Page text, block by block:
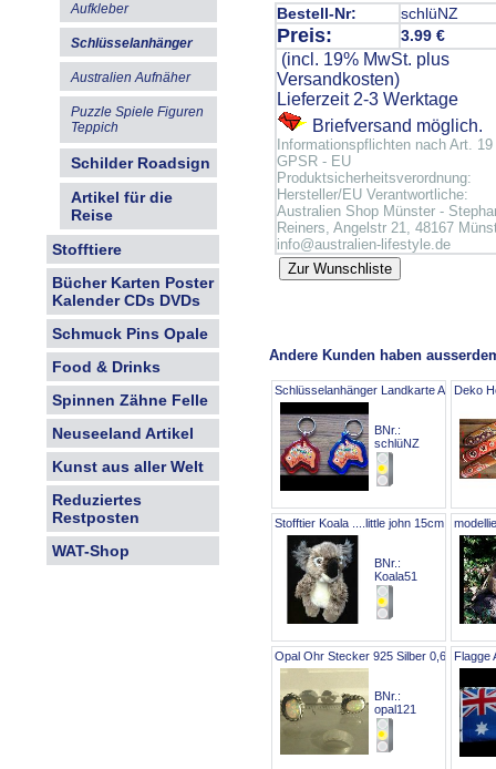
Aufkleber
Schlüsselanhänger
Australien Aufnäher
Puzzle Spiele Figuren
Teppich
Schilder Roadsign
Artikel für die
Reise
Stofftiere
Bücher Karten Poster
Kalender CDs DVDs
Schmuck Pins Opale
Food & Drinks
Spinnen Zähne Felle
Neuseeland Artikel
Kunst aus aller Welt
Reduziertes
Restposten
WAT-Shop
Bestell-Nr: schlüNZ
Preis: 3.99 €
(incl. 19% MwSt. plus
Versandkosten)
Lieferzeit 2-3 Werktage
Briefversand möglich.
Informationspflichten nach Art. 19
GPSR - EU
Produktsicherheitsverordnung:
Hersteller/EU Verantwortliche:
Australien Shop Münster -
Reiners, Angelstr 21, 48167
info@australien-lifestyle.de
Andere Kunden haben
Schlüsselanhänger Landkarte Acryl
BNr.:
schlüNZ
Deko
Stofftier Koala ....little john 15cm
BNr.:
Koala51
Opal Ohr Stecker 925 Silber 0,6cm
BNr.:
opal121
Flagge